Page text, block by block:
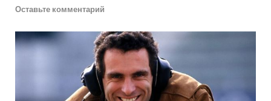
Оставьте комментарий